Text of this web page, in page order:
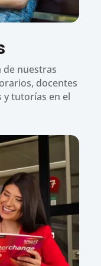
de nuestras
docentes
y tutorías en el